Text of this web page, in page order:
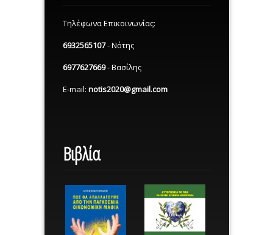
Τηλέφωνα Επικοινωνίας:
6932565107- Νότης
6977627669- Βασίλης
E-mail: notis2020@gmail.com
Βιβλία